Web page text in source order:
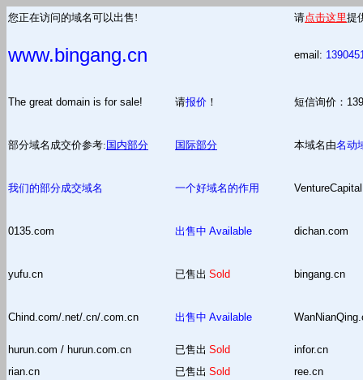
您正在访问的域名可以出售! 请点击这里提
www.bingang.cn email:
The great domain is for sale! 请报价 ！ 短信询价：
部分域名成交价参考: 国内部分 国际部分 本域名由名动
我们的部分成交域名 一个好域名的作用
0135.com 出售中 Available dichan.com
yufu.cn 已售出 Sold bingang.cn
Chind.com/.net/.cn/.com.cn 出售中 Available
hurun.com / hurun.com.cn 已售出 Sold
infor.cn
rian.cn
已售出 Sold ree.cn